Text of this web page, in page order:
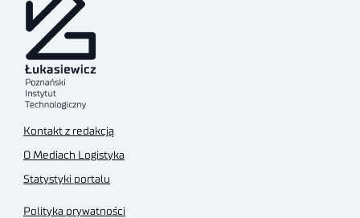
Kontakt z redakcją
O Mediach Logistyka
Statystyki portalu
Polityka prywatności